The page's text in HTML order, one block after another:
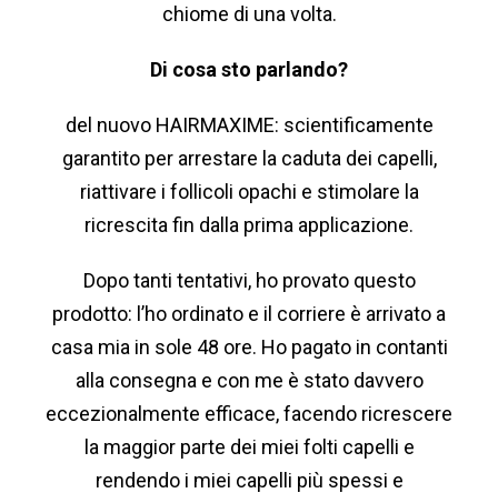
chiome di una volta.
Di cosa sto parlando?
del nuovo HAIRMAXIME: scientificamente
garantito per arrestare la caduta dei capelli,
riattivare i follicoli opachi e stimolare la
ricrescita fin dalla prima applicazione.
Dopo tanti tentativi, ho provato questo
prodotto: l’ho ordinato e il corriere è arrivato a
casa mia in sole 48 ore. Ho pagato in contanti
alla consegna e con me è stato davvero
eccezionalmente efficace, facendo ricrescere
la maggior parte dei miei folti capelli e
rendendo i miei capelli più spessi e